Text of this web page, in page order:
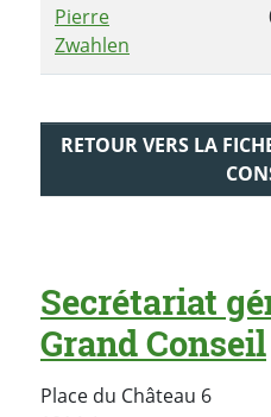
Pierre
Zwahlen
RETOUR VERS LA
Secrétariat
Grand Conseil
Place du Château 6